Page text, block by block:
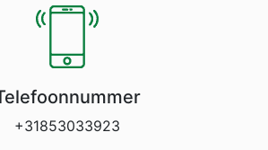
+31853033923